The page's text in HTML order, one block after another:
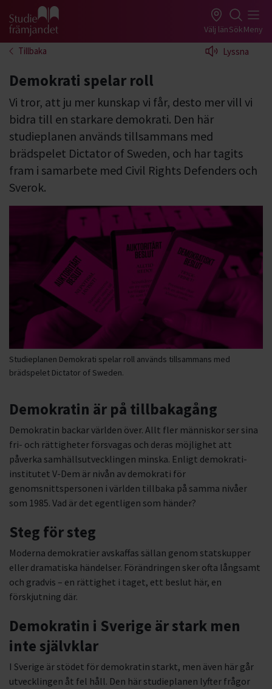
Gå till studiefrämjandets startsida Välj länSökMeny
Tillbaka Lyssna
Demokrati spelar roll
Vi tror, att ju mer kunskap vi får, desto mer vill vi
bidra till en starkare demokrati. Den här
studieplanen används tillsammans med
brädspelet Dictator of Sweden, och har tagits
fram i samarbete med Civil Rights Defenders och
Sverok.
Studieplanen Demokrati spelar roll används tillsammans med
brädspelet Dictator of Sweden.
Demokratin är på tillbakagång
Demokratin backar världen över. Allt fler människor ser sina
fri- och rättigheter försvagas och deras möjlighet att
påverka samhällsutvecklingen minska. Enligt demokrati-
institutet V-Dem är nivån av demokrati för
genomsnittspersonen i världen tillbaka på samma nivåer
som 1985. Vad är det egentligen som händer?
Steg för steg
Moderna demokratier avskaffas sällan genom statskupper
eller dramatiska händelser. Förändringen sker ofta långsamt
och gradvis – en rättighet i taget, ett beslut här, en
förskjutning där.
Demokratin i Sverige är stark men
inte självklar
I Sverige är stödet för demokratin starkt, men även här går
utvecklingen åt fel håll. Den här studieplanen lyfter frågor